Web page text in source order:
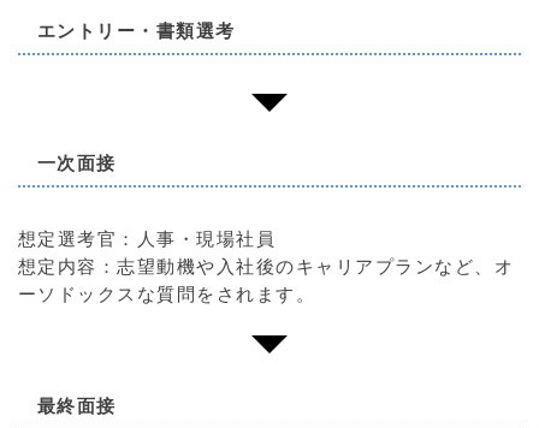
エントリー・書類選考
一次面接
想定選考官：人事・現場社員
想定内容：志望動機や入社後のキャリアプランなど、オ
ーソドックスな質問をされます。
最終面接